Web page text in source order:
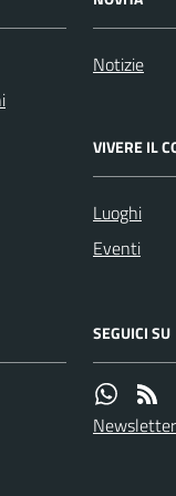
Notizie
VIVERE IL
Luoghi
Eventi
SEGUICI SU
Newsletter